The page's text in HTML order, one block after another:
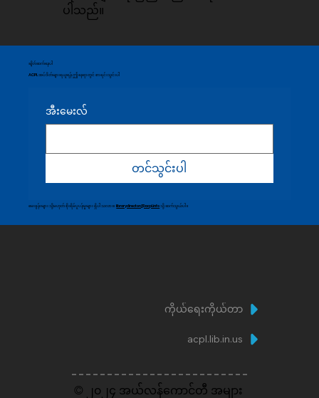
ပါသည်။
ချိတ်ဆက်နေပါ
ACPL အပ်ဒိတ်များရယူရန် ဤနေရာတွင် စာရင်းသွင်းပါ
အီးမေးလ်
တင်သွင်းပါ
မေးခွန်းများ သို့မဟုတ် စိုးရိမ်ပူပန်မှုများ ရှိပါသလား။librarydirector@acpl.infoသို့ ဆက်သွယ်ပါ။
ကိုယ်ရေးကိုယ်တာ
acpl.lib.in.us
© ၂၀၂၄ အယ်လန်ကောင်တီ အများ